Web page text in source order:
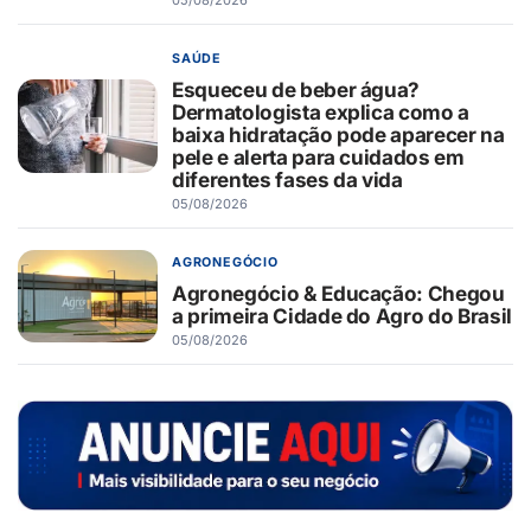
SAÚDE
Esqueceu de beber água?
Dermatologista explica como a
baixa hidratação pode aparecer na
pele e alerta para cuidados em
diferentes fases da vida
05/08/2026
AGRONEGÓCIO
Agronegócio & Educação: Chegou
a primeira Cidade do Agro do Brasil
05/08/2026